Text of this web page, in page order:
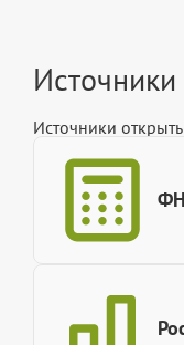
Источники